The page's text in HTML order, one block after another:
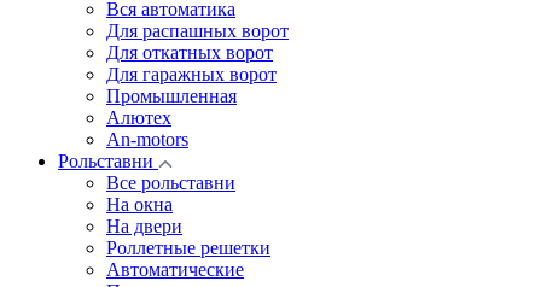
Вся автоматика
Для распашных ворот
Для откатных ворот
Для гаражных ворот
Промышленная
Алютех
An-motors
Рольставни
Все рольставни
На окна
На двери
Роллетные решетки
Автоматические